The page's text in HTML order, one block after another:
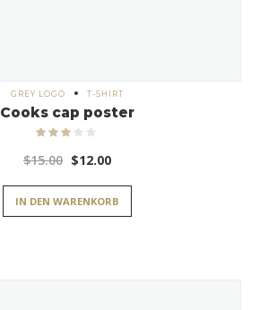
GREY LOGO T-SHIRT
Cooks cap poster
von 5
$15.00 Ursprünglicher
war:
$12.00Aktueller
ist:
IN DEN WARENKORB